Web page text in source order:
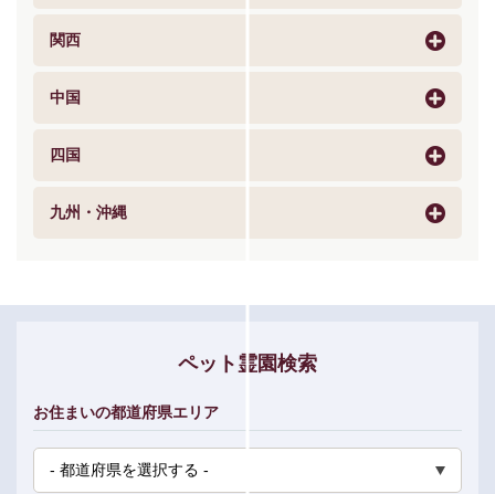
関西
中国
四国
九州・沖縄
ペット霊園検索
お住まいの都道府県エリア